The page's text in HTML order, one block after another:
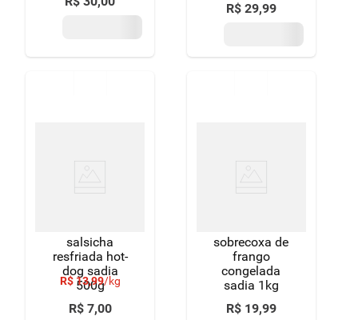
R$ 29,99
salsicha
resfriada hot-
dog sadia
500g
R$ 13,99/kg
R$ 7,00
sobrecoxa de
frango
congelada
sadia 1kg
R$ 19,99